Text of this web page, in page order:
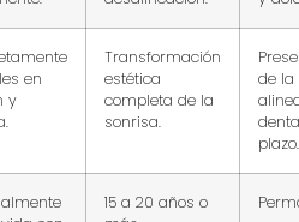
en
y
Transformación
estética
completa de la
sonrisa.
de la
plazo.
15 a 20 años o